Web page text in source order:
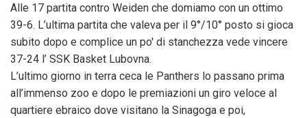
Alle 17 partita contro Weiden che domiamo con un ottimo
39-6. L’ultima partita che valeva per il 9°/10° posto si gioca
subito dopo e complice un po' di stanchezza vede vincere
37-24 l’ SSK Basket Lubovna.
L’ultimo giorno in terra ceca le Panthers lo passano prima
all’immenso zoo e dopo le premiazioni un giro veloce al
quartiere ebraico dove visitano la Sinagoga e poi,